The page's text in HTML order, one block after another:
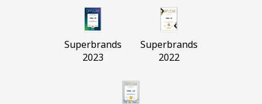
Superbrands
2023
Superbrands
2022